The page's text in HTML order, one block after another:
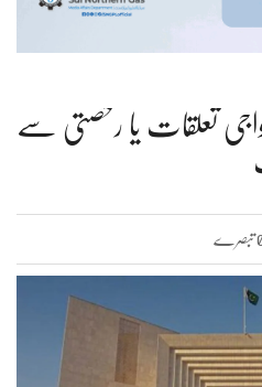
تعلقات یا رخصتی سے